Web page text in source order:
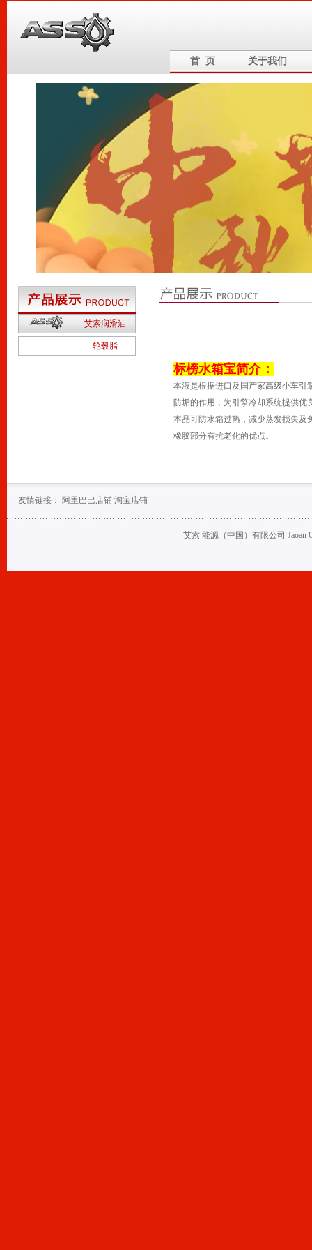
首 页 关于我们
5
3
1
艾索润滑油
轮毂脂
标榜水箱宝简介：
本液是根据进口及国产家高级小车引
防垢的作用，为引擎冷却系统提供优
本品可防水箱过热，减少蒸发损失及
橡胶部分有抗老化的优点。
友情链接： 阿里巴巴店铺 淘宝店铺
艾索 能源（中国）有限公司 Jaoan